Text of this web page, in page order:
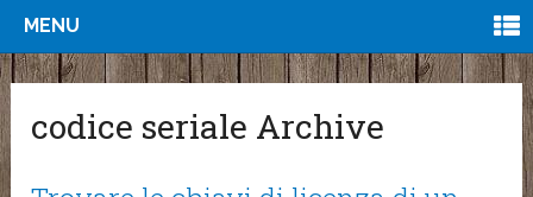
MENU
codice seriale Archive